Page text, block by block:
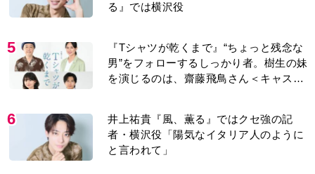
る』では横沢役
5
『Tシャツが乾くまで』“ちょっと残念な
男”をフォローするしっかり者。樹生の妹
を演じるのは、齋藤飛鳥さん＜キャスト
6
井上祐貴『風、薫る』ではクセ強の記
者・横沢役「陽気なイタリア人のように
と言われて」